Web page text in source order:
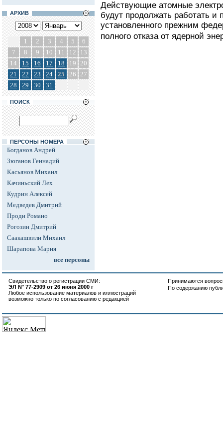
АРХИВ
1 2 3 4 5
6
7
8 9 10 11 12
13
14
15 16 17 18 19 20
21
22 23 24 25 26 27
28
29 30 31
ПОИСК
ПЕРСОНЫ НОМЕРА
Богданов Андрей
Зюганов Геннадий
Касьянов Михаил
Качиньский Лех
Кудрин Алексей
Медведев Дмитрий
Проди Романо
Рогозин Дмитрий
Саакашвили Михаил
Шарапова Мария
все персоны
Действующие атомные
будут продолжать работать и
установленного прежним
полного отказа от ядерной
Свидетельство о регистрации СМИ:
ЭЛ N° 77-2909 от 26 июня 2000 г
Любое использование материалов и иллюстраций
возможно только по согласованию с редакцией
Принимаются
По содержанию